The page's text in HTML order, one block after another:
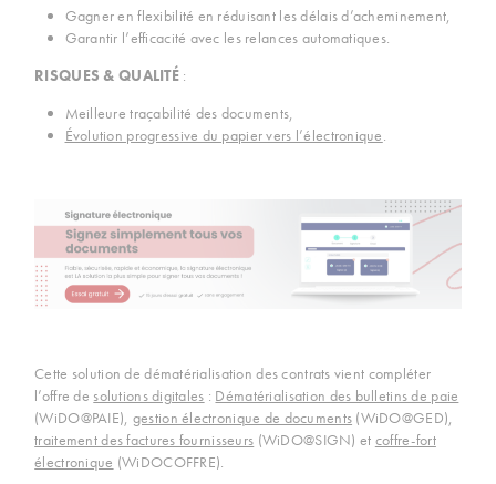
Gagner en flexibilité en réduisant les délais d’acheminement,
Garantir l’efficacité avec les relances automatiques.
RISQUES & QUALITÉ:
Meilleure traçabilité des documents,
Évolution progressive du papier vers l’électronique.
Cette solution de dématérialisation des contrats vient compléter
l’offre de solutions digitales : Dématérialisation des bulletins de paie
(WiDO@PAIE), gestion électronique de documents (WiDO@GED),
traitement des factures fournisseurs (WiDO@SIGN) et coffre-fort
électronique (WiDOCOFFRE).